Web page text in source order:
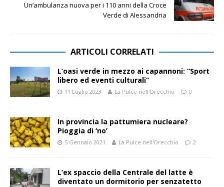
Un’ambulanza nuova per i 110 anni della Croce
Verde di Alessandria
ARTICOLI CORRELATI
L’oasi verde in mezzo ai capannoni: “Sport
libero ed eventi culturali”
11 Luglio 2023 La Pulce nell'Orecchio 0
In provincia la pattumiera nucleare?
Pioggia di ‘no’
5 Gennaio 2021 La Pulce nell'Orecchio 2
L’ex spaccio della Centrale del latte è
diventato un dormitorio per senzatetto